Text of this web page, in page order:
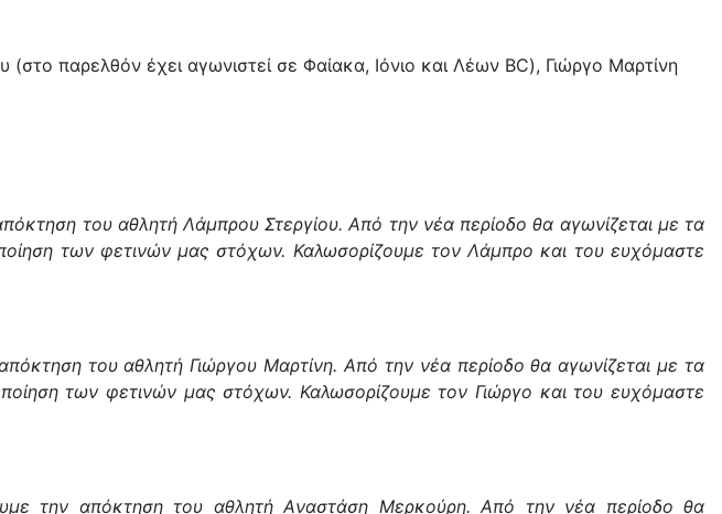
παρελθόν έχει αγωνιστεί σε Φαίακα, Ιόνιο και Λέων BC), Γιώργο Μαρτίνη
του αθλητή Λάμπρου Στεργίου. Από την νέα περίοδο θα αγωνίζεται με τα
των φετινών μας στόχων. Καλωσορίζουμε τον Λάμπρο και του ευχόμαστε
του αθλητή Γιώργου Μαρτίνη. Από την νέα περίοδο θα αγωνίζεται με τα
των φετινών μας στόχων. Καλωσορίζουμε τον Γιώργο και του ευχόμαστε
την απόκτηση του αθλητή Aναστάση Μερκούρη. Από την νέα περίοδο θα